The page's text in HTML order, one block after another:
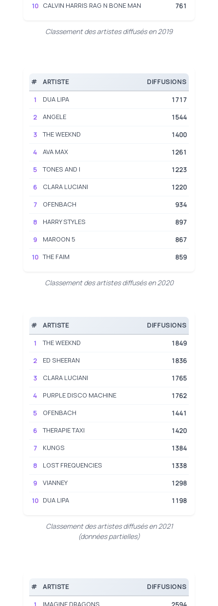
10 CALVIN HARRIS RAG N BONE MAN 761
Classement des artistes diffusés en 2019
# ARTISTE DIFFUSIONS
1 DUA LIPA
1717
2
ANGELE
1544
3
THE WEEKND
1400
4
AVA MAX
1261
5
TONES AND I
1223
6
CLARA LUCIANI
1220
7
OFENBACH
934
8
HARRY STYLES
897
9
MAROON 5
867
10 THE FAIM 859
Classement des artistes diffusés en 2020
# ARTISTE DIFFUSIONS
1 THE WEEKND
1849
2
ED SHEERAN
1836
3
CLARA LUCIANI
1765
4
PURPLE DISCO MACHINE
1762
5
OFENBACH
1441
6
THERAPIE TAXI
1420
7
KUNGS
1384
8
LOST FREQUENCIES
1338
9
VIANNEY
1298
10 DUA LIPA 1198
Classement des artistes diffusés en 2021
(données partielles)
# ARTISTE DIFFUSIONS
IMAGINE DRAGONS